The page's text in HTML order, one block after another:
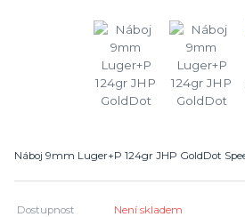
Náboj 9mm Luger+P 124gr JHP GoldDot
Dostupnost Není skladem